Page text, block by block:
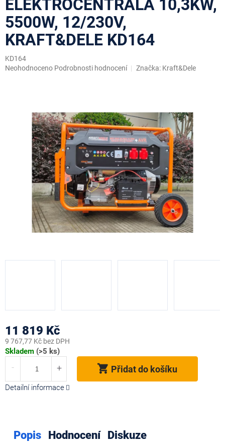
ELEKTROCENTRÁLA 10,3KW,
5500W, 12/230V,
KRAFT&DELE KD164
KD164
Průměrné
hvězdiček.
Neohodnoceno Podrobnosti hodnocení Značka: Kraft&Dele
11 819 Kč
9 767,77 Kč bez DPH
Měrná
Skladem (>5 ks)
Přidat do košíku
Detailní informace
Popis Hodnocení Diskuze